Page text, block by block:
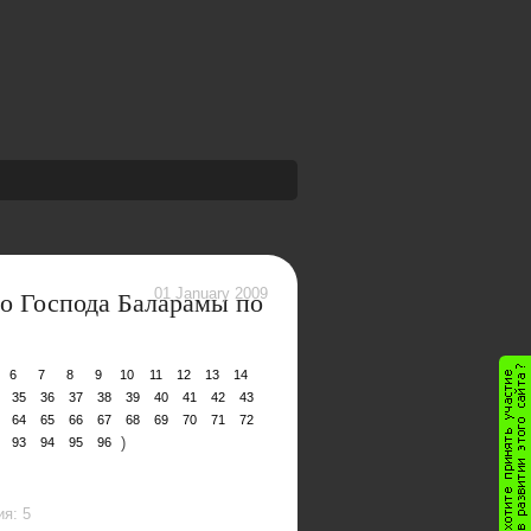
Господа Баларамы по
01 January 2009
6 7 8 9 10 11 12 13
14
35 36 37 38 39 40 41 42
43
64 65 66 67 68 69 70 71
72
93 94 95 96 )
5